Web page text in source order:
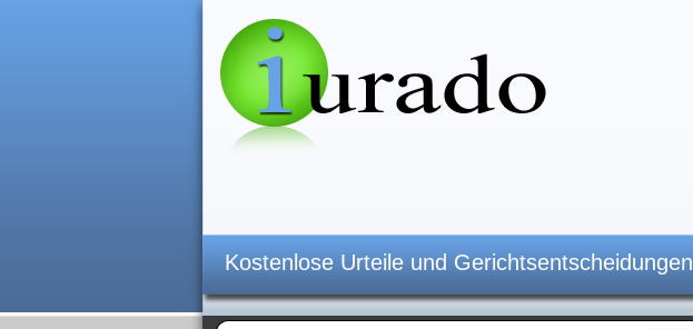
Kostenlose Urteile und Gerichtsentscheidungen